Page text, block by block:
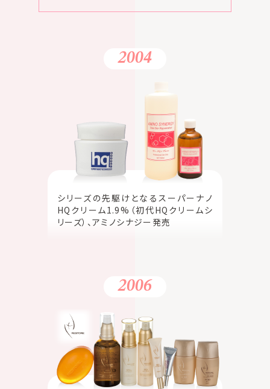
2004
シリーズの先駆けとなるスーパーナノ
HQクリーム1.9%（初代HQクリームシ
リーズ）、アミノシナジー発売
2006